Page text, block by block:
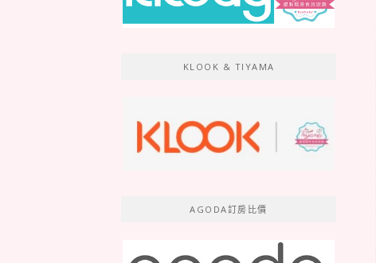
KLOOK & TIYAMA
AGODA訂房比價